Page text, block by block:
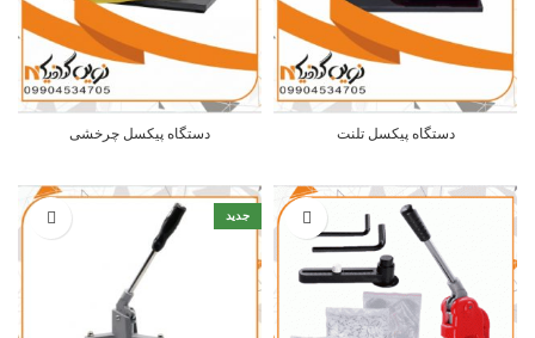
دستگاه پیکسل تلنت دستگاه پیکسل چرخشی
جدید